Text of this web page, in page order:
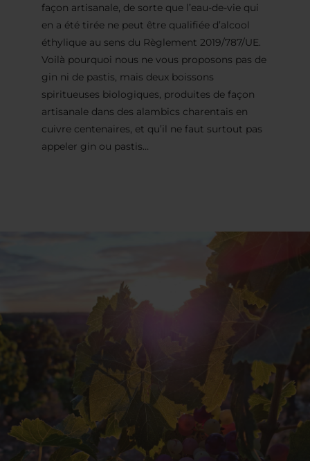
façon artisanale, de sorte que l’eau-de-vie qui
en a été tirée ne peut être qualifiée d’alcool
éthylique au sens du Règlement 2019/787/UE.
Voilà pourquoi nous ne vous proposons pas de
gin ni de pastis, mais deux boissons
spiritueuses biologiques, produites de façon
artisanale dans des alambics charentais en
cuivre centenaires, et qu’il ne faut surtout pas
appeler gin ou pastis…